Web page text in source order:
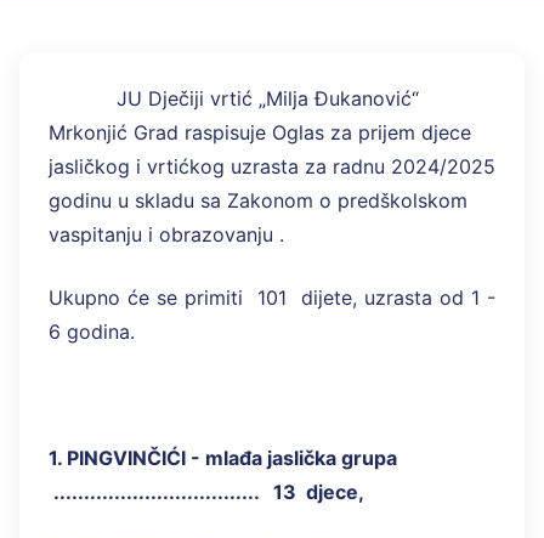
JU Dječiji vrtić „Milja Đukanović“
Mrkonjić Grad raspisuje Oglas za prijem djece
jasličkog i vrtićkog uzrasta za radnu 2024/2025
godinu u skladu sa Zakonom o predškolskom
vaspitanju i obrazovanju .
Ukupno će se primiti 101 dijete, uzrasta od 1 -
6 godina.
1. PINGVINČIĆI - mlađa jaslička grupa
.................................. 13 djece,